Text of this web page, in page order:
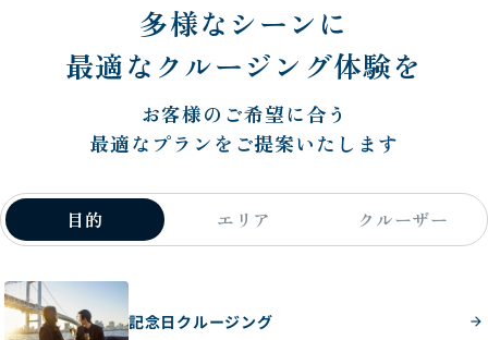
多様なシーンに
最適なクルージング体験を
お客様のご希望に合う
最適なプランをご提案いたします
目的 エリア クルーザー
記念日クルージング